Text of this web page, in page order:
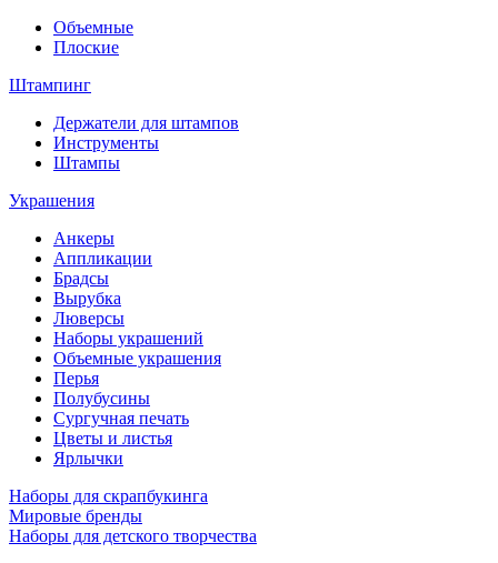
Объемные
Плоские
Штампинг
Держатели для штампов
Инструменты
Штампы
Украшения
Анкеры
Аппликации
Брадсы
Вырубка
Люверсы
Наборы украшений
Объемные украшения
Перья
Полубусины
Сургучная печать
Цветы и листья
Ярлычки
Наборы для скрапбукинга
Мировые бренды
Наборы для детского творчества